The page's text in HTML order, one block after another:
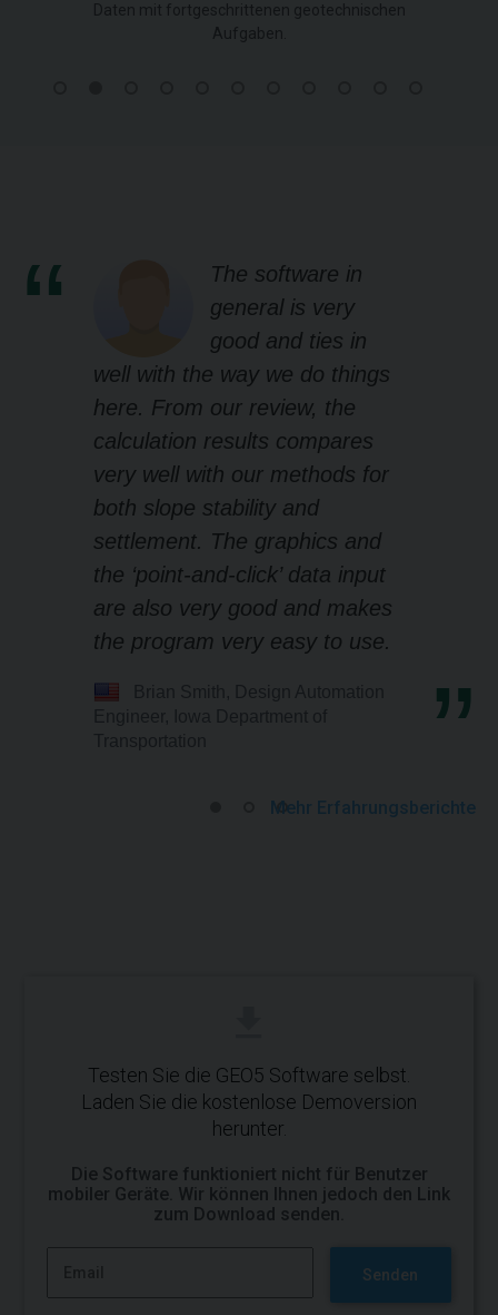
Daten mit fortgeschrittenen geotechnischen
Aufgaben.
The software in
general is very
good and ties in
well with the way we do things
here. From our review, the
calculation results compares
very well with our methods for
both slope stability and
settlement. The graphics and
the ‘point-and-click’ data input
are also very good and makes
the program very easy to use.
Mehr Erfahrungsberichte
Testen Sie die GEO5 Software selbst.
Laden Sie die kostenlose Demoversion
herunter.
Die Software funktioniert nicht für Benutzer
mobiler Geräte. Wir können Ihnen jedoch den Link
zum Download senden.
Senden